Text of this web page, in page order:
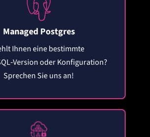
Managed Postgres
Ihnen eine bestimmte
oder Konfiguration?
Sprechen Sie uns an!